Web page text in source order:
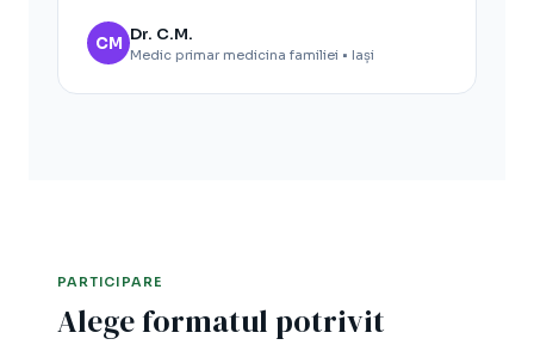
CM Dr. C.M.
Medic primar medicina familiei • Iași
PARTICIPARE
Alege formatul potrivit